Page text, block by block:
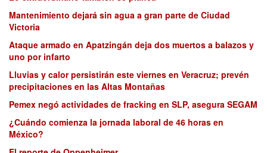
Mantenimiento dejará sin agua a gran parte de Ciudad
Victoria
Ataque armado en Apatzingán deja dos muertos a balazos y
uno por infarto
Lluvias y calor persistirán este viernes en Veracruz; prevén
precipitaciones en las Altas Montañas
Pemex negó actividades de fracking en SLP, asegura SEGAM
¿Cuándo comienza la jornada laboral de 46 horas en
México?